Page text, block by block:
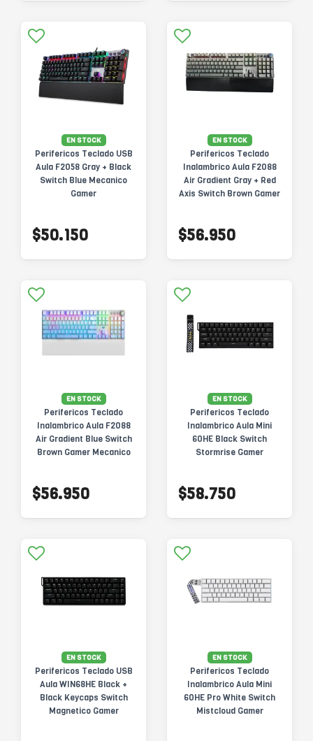
EN STOCK
Perifericos Teclado USB
Aula F2058 Gray + Black
Switch Blue Mecanico
Gamer
$50.150
EN STOCK
Perifericos Teclado
Inalambrico Aula F2088
Air Gradient Gray + Red
Axis Switch Brown Gamer
$56.950
EN STOCK
Perifericos Teclado
Inalambrico Aula F2088
Air Gradient Blue Switch
Brown Gamer Mecanico
$56.950
EN STOCK
Perifericos Teclado
Inalambrico Aula Mini
60HE Black Switch
Stormrise Gamer
$58.750
EN STOCK
Perifericos Teclado USB
Aula WIN68HE Black +
Black Keycaps Switch
Magnetico Gamer
EN STOCK
Perifericos Teclado
Inalambrico Aula Mini
60HE Pro White Switch
Mistcloud Gamer